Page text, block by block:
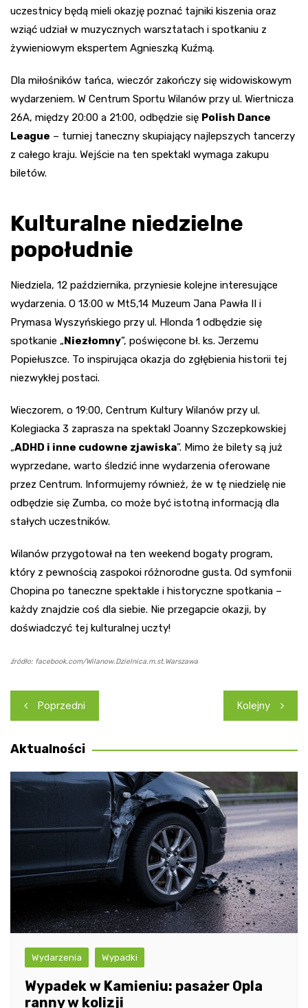
uczestnicy będą mieli okazję poznać tajniki kiszenia oraz
wziąć udział w muzycznych warsztatach i spotkaniu z
żywieniowym ekspertem Agnieszką Kuźmą.
Dla miłośników tańca, wieczór zakończy się widowiskowym
wydarzeniem. W Centrum Sportu Wilanów przy ul. Wiertnicza
26A, między 20:00 a 21:00, odbędzie się Polish Dance
League – turniej taneczny skupiający najlepszych tancerzy
z całego kraju. Wejście na ten spektakl wymaga zakupu
biletów.
Kulturalne niedzielne
popołudnie
Niedziela, 12 października, przyniesie kolejne interesujące
wydarzenia. O 13:00 w Mt5,14 Muzeum Jana Pawła II i
Prymasa Wyszyńskiego przy ul. Hlonda 1 odbędzie się
spotkanie „Niezłomny”, poświęcone bł. ks. Jerzemu
Popiełuszce. To inspirująca okazja do zgłębienia historii tej
niezwykłej postaci.
Wieczorem, o 19:00, Centrum Kultury Wilanów przy ul.
Kolegiacka 3 zaprasza na spektakl Joanny Szczepkowskiej
„ADHD i inne cudowne zjawiska”. Mimo że bilety są już
wyprzedane, warto śledzić inne wydarzenia oferowane
przez Centrum. Informujemy również, że w tę niedzielę nie
odbędzie się Zumba, co może być istotną informacją dla
stałych uczestników.
Wilanów przygotował na ten weekend bogaty program,
który z pewnością zaspokoi różnorodne gusta. Od symfonii
Chopina po taneczne spektakle i historyczne spotkania –
każdy znajdzie coś dla siebie. Nie przegapcie okazji, by
doświadczyć tej kulturalnej uczty!
źródło: facebook.com/Wilanow.Dzielnica.m.st.Warszawa
Nawigacja
wpisu
Poprzedni Kolejny
Aktualności
Wydarzenia Wypadki
Wypadek w Kamieniu: pasażer Opla
ranny w kolizji